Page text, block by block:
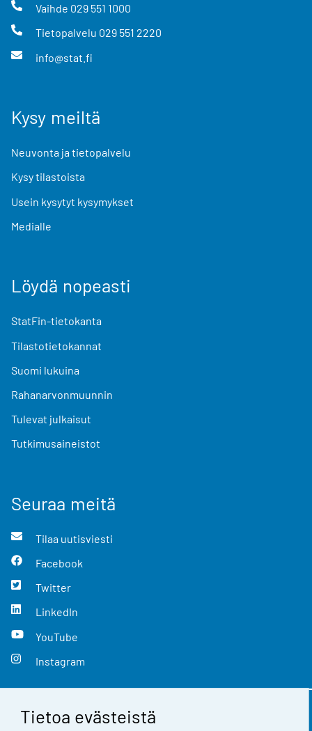
Tietoa evästeistä
Vaihde 029 551 1000
Tietopalvelu 029 551 2220
info@stat.fi
Kysy meiltä
Neuvonta ja tietopalvelu
Kysy tilastoista
Usein kysytyt kysymykset
Medialle
Löydä nopeasti
StatFin-tietokanta
Tilastotietokannat
Suomi lukuina
Rahanarvonmuunnin
Tulevat julkaisut
Tutkimusaineistot
Seuraa meitä
Tilaa uutisviesti
Facebook
Twitter
LinkedIn
YouTube
Instagram
Yhteystiedot